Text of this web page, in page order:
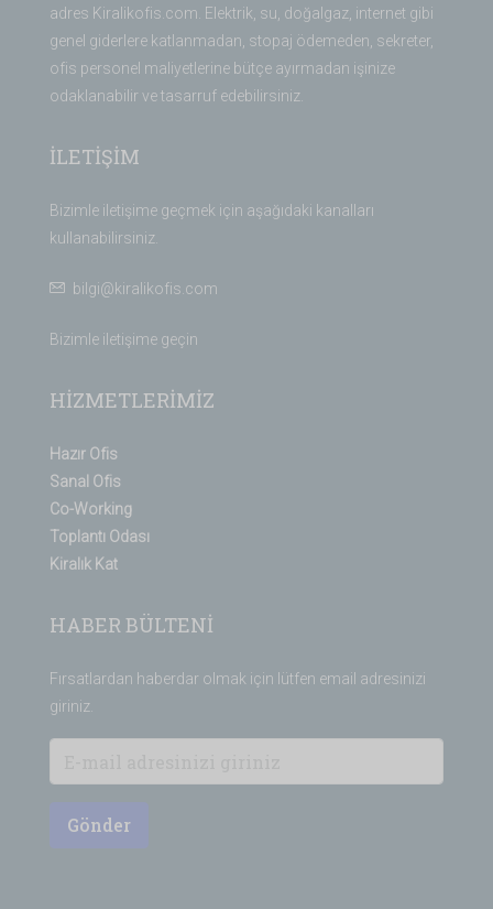
adres Kiralikofis.com. Elektrik, su, doğalgaz, internet gibi
genel giderlere katlanmadan, stopaj ödemeden, sekreter,
ofis personel maliyetlerine bütçe ayırmadan işinize
odaklanabilir ve tasarruf edebilirsiniz.
İLETİŞİM
Bizimle iletişime geçmek için aşağıdaki kanalları
kullanabilirsiniz.
bilgi@kiralikofis.com
Bizimle iletişime geçin
HİZMETLERİMİZ
Hazır Ofis
Sanal Ofis
Co-Working
Toplantı Odası
Kiralık Kat
HABER BÜLTENİ
Fırsatlardan haberdar olmak için lütfen email adresinizi
giriniz.
Gönder